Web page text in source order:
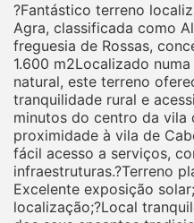
?Fantástico terreno
Agra, classificada como
freguesia de Rossas,
1.600 m2Localizado
natural, este terreno
tranquilidade rural e
minutos do centro da vila
proximidade à vila de
fácil acesso a serviços,
infraestruturas.?Terreno
Excelente exposição
localização;?Local